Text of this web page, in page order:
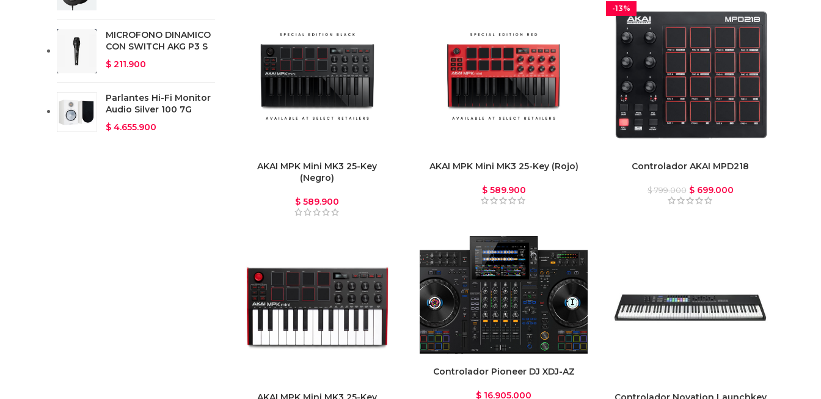
MICROFONO DINAMICO
CON SWITCH AKG P3 S
$ 211.900
Parlantes Hi-Fi Monitor
Audio Silver 100 7G
$ 4.655.900
AKAI MPK Mini MK3 25-Key
(Negro)
$ 589.900
AKAI MPK Mini MK3 25-Key (Rojo)
$589.900
-13%
Controlador AKAI MPD218
$799.000 $699.000
Controlador Pioneer DJ XDJ-AZ
$ 16.905.000